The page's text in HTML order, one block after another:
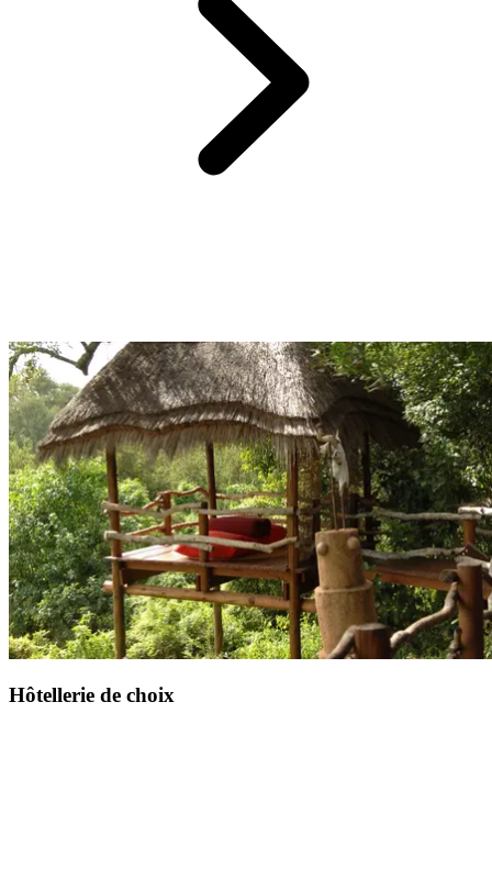
Lors de votre Circuit by Club Med, vous profitez de la pension
complète avec un forfait boisson à chaque repas.
Hôtellerie de choix